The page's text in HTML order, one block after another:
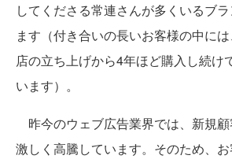
してくださる常連さんが多くいるブ
ます（付き合いの長いお客様の中に
店の立ち上げから4年ほど購入し続け
います）。
昨今のウェブ広告業界では、新規
激しく高騰しています。そのため、